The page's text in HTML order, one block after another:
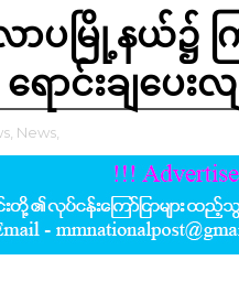
လာပမြို့နယ်၌
ရောင်းချပေး
News,